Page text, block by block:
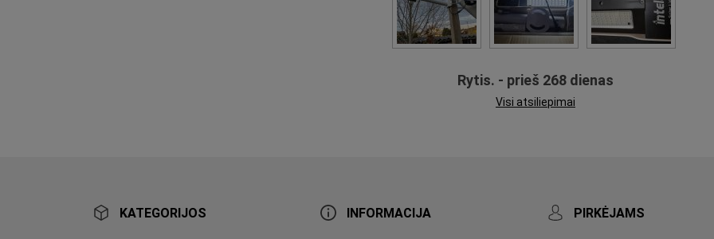
Rytis. - prieš 268 dienas
Visi atsiliepimai
KATEGORIJOS INFORMACIJA PIRKĖJAMS